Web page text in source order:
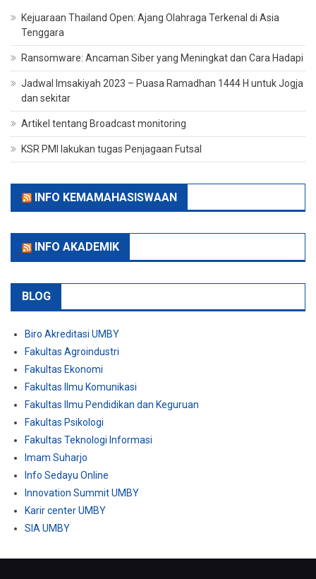
Kejuaraan Thailand Open: Ajang Olahraga Terkenal di Asia
Tenggara
Ransomware: Ancaman Siber yang Meningkat dan Cara Hadapi
Jadwal Imsakiyah 2023 – Puasa Ramadhan 1444 H untuk Jogja
dan sekitar
Artikel tentang Broadcast monitoring
KSR PMI lakukan tugas Penjagaan Futsal
INFO KEMAMAHASISWAAN
INFO AKADEMIK
BLOG
Biro Akreditasi UMBY
Fakultas Agroindustri
Fakultas Ekonomi
Fakultas Ilmu Komunikasi
Fakultas Ilmu Pendidikan dan Keguruan
Fakultas Psikologi
Fakultas Teknologi Informasi
Imam Suharjo
Info Sedayu Online
Innovation Summit UMBY
Karir center UMBY
SIA UMBY